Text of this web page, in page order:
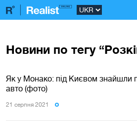
Новини по тегу
Як у Монако: під Києвом знайшли
авто (фото)
21 серпня 2021